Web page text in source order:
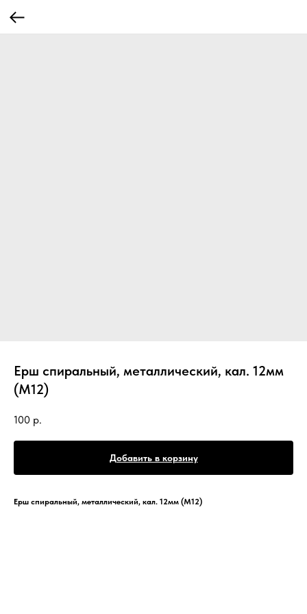
Ерш спиральный, металлический, кал. 12мм
(М12)
100 р.
Добавить в корзину
Ерш спиральный, металлический, кал. 12мм (М12)